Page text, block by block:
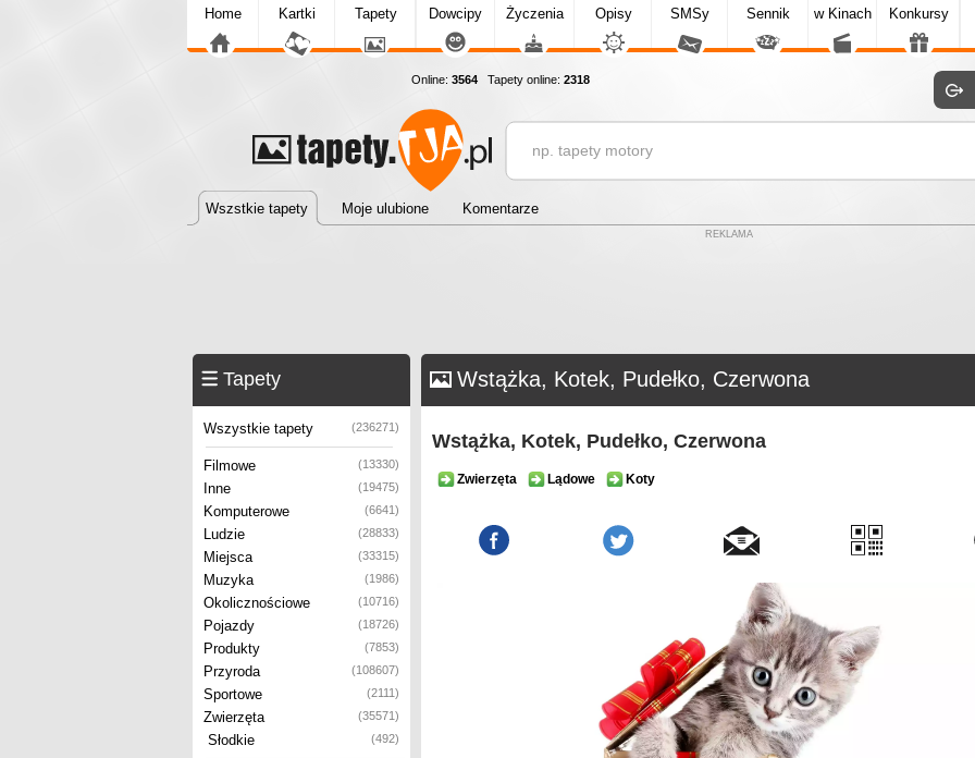
Home Kartki Tapety Dowcipy Życzenia Opisy SMSy Sennik w Kinach Konkursy
Online: 3564 Tapety online: 2318
Wszstkie tapety Moje ulubione Komentarze
REKLAMA
Tapety
Wszystkie tapety (236271)
Filmowe (13330)
Inne (19475)
Komputerowe (6641)
Ludzie (28833)
Miejsca (33315)
Muzyka (1986)
Okolicznościowe (10716)
Pojazdy (18726)
Produkty (7853)
Przyroda (108607)
Sportowe (2111)
Zwierzęta (35571)
Słodkie (492)
Wstążka, Kotek, Pudełko, Czerwona
Wstążka, Kotek, Pudełko, Czerwona
Zwierzęta Lądowe Koty